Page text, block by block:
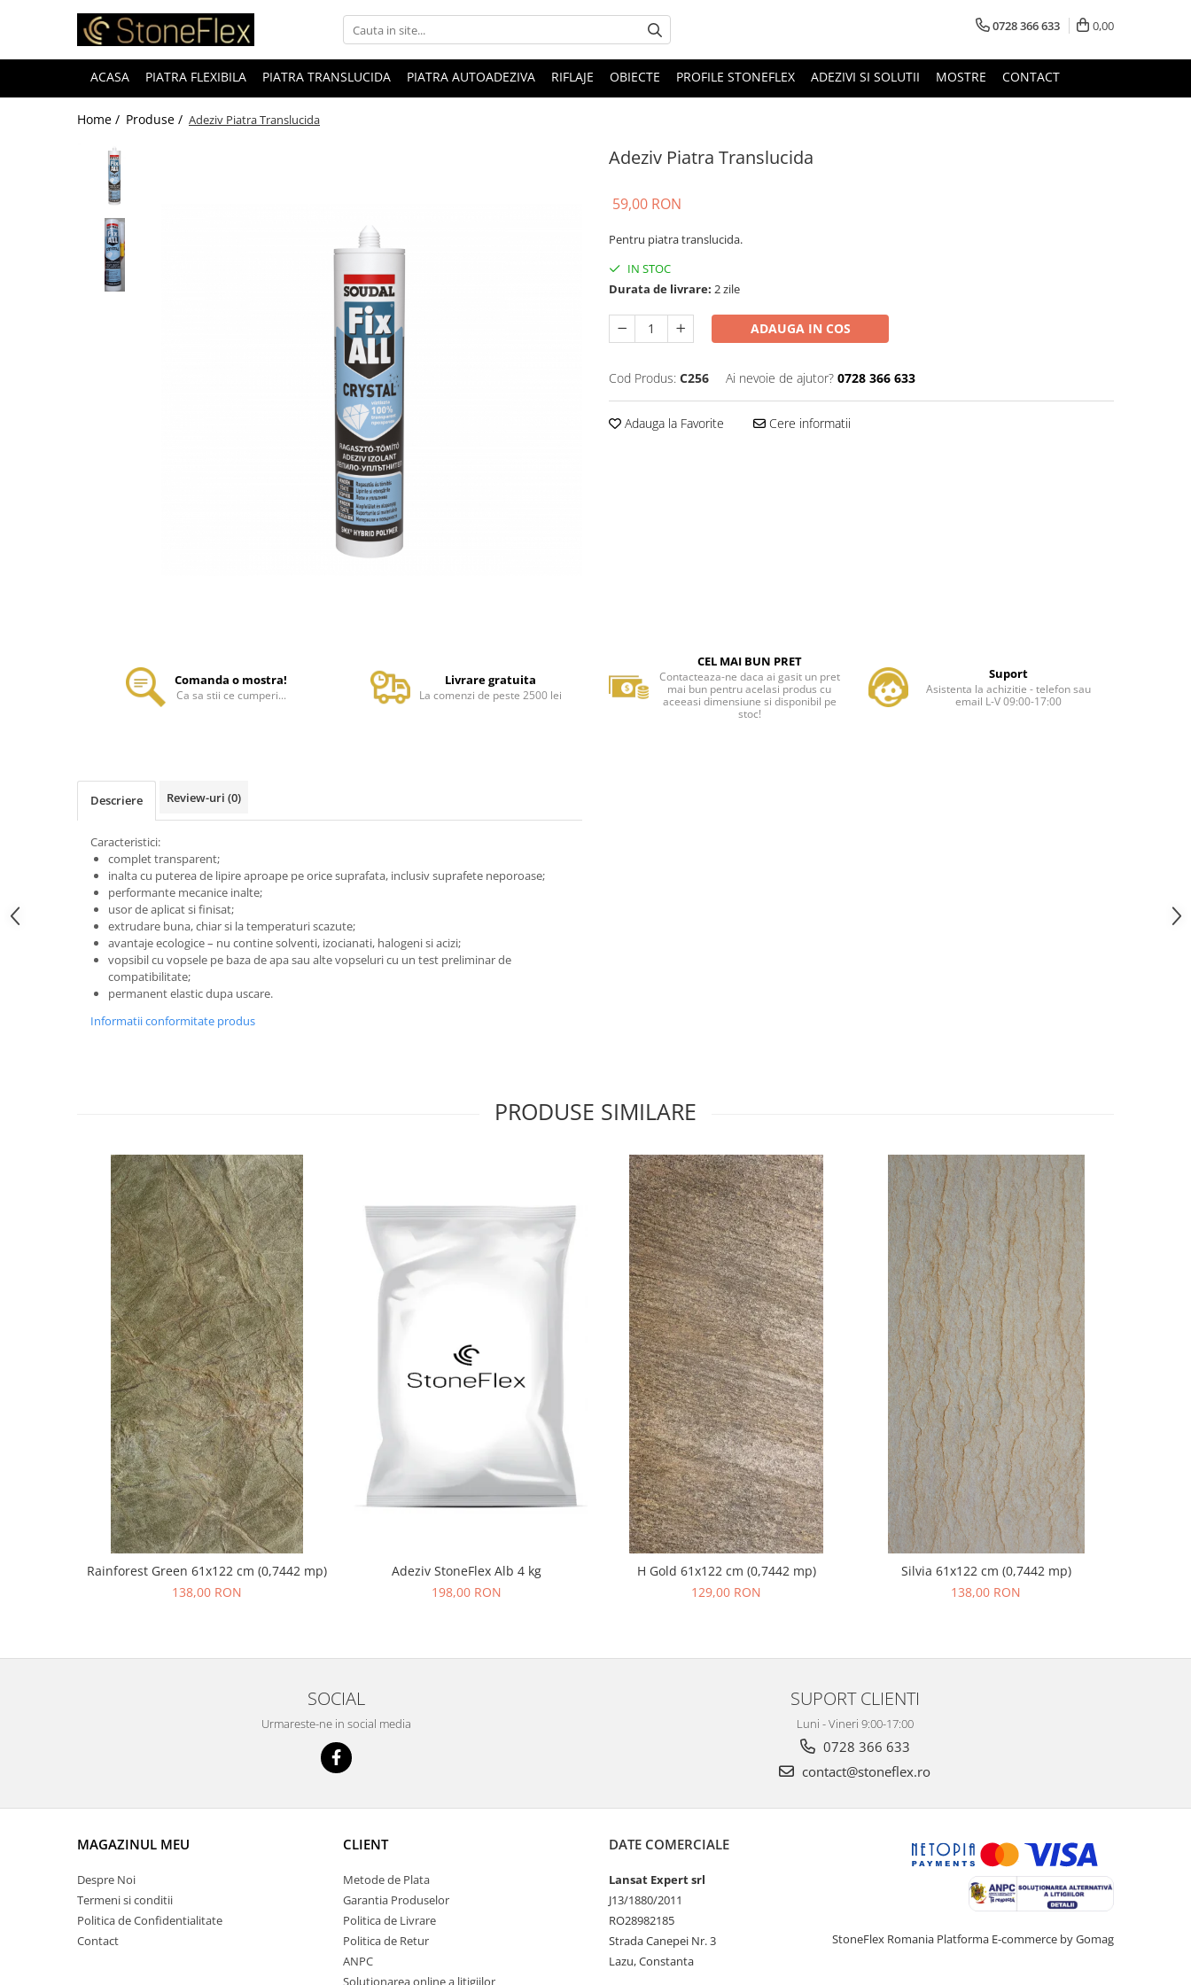
0728 366 633 0,00
ACASA PIATRA FLEXIBILA PIATRA TRANSLUCIDA PIATRA AUTOADEZIVA RIFLAJE OBIECTE PROFILE STONEFLEX ADEZIVI SI SOLUTII MOSTRE CONTACT
Home / Produse / Adeziv Piatra Translucida
Adeziv Piatra Translucida
59,00 RON
Pentru piatra translucida.
IN STOC
Durata de livrare: 2 zile
ADAUGA IN COS
Cod Produs: C256 Ai nevoie de ajutor? 0728 366 633
Adauga la Favorite Cere informatii
Comanda o mostra!
Ca sa stii ce cumperi...
Livrare gratuita
La comenzi de peste 2500 lei
CEL MAI BUN PRET
Contacteaza-ne daca ai gasit un pret
mai bun pentru acelasi produs cu
aceeasi dimensiune si disponibil pe
stoc!
Suport
Asistenta la achizitie - telefon sau
email L-V 09:00-17:00
Descriere Review-uri (0)
Caracteristici:
complet transparent;
inalta cu puterea de lipire aproape pe orice suprafata, inclusiv suprafete neporoase;
performante mecanice inalte;
usor de aplicat si finisat;
extrudare buna, chiar si la temperaturi scazute;
avantaje ecologice – nu contine solventi, izocianati, halogeni si acizi;
vopsibil cu vopsele pe baza de apa sau alte vopseluri cu un test preliminar de
compatibilitate;
permanent elastic dupa uscare.
Informatii conformitate produs
PRODUSE SIMILARE
Rainforest Green 61x122 cm (0,7442 mp)
138,00 RON
Adeziv StoneFlex Alb 4 kg
198,00 RON
H Gold 61x122 cm (0,7442 mp)
129,00 RON
Silvia 61x122 cm (0,7442 mp)
138,00 RON
SOCIAL
Urmareste-ne in social media
SUPORT CLIENTI
Luni - Vineri 9:00-17:00
0728 366 633
contact@stoneflex.ro
MAGAZINUL MEU
Despre Noi
Termeni si conditii
Politica de Confidentialitate
Contact
CLIENT
Metode de Plata
Garantia Produselor
Politica de Livrare
Politica de Retur
ANPC
Solutionarea online a litigiilor
DATE COMERCIALE
Lansat Expert srl
J13/1880/2011
RO28982185
Strada Canepei Nr. 3
Lazu, Constanta
StoneFlex Romania Platforma E-commerce by Gomag